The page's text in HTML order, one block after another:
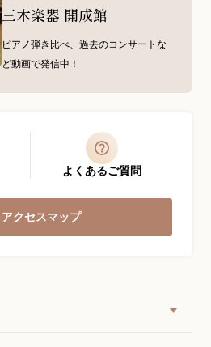
三木楽器 開成館
ピアノ弾き比べ、過去のコンサートな
ど動画で発信中！
よくあるご質問
アクセスマップ